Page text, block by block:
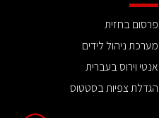
פרסום בחזית
מערכת ניהול לידים
אנטי וירוס בעברית
הגדלת צפיות בסטטוס